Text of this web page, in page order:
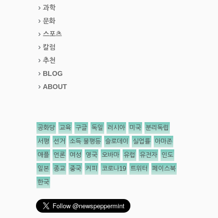
과학
문화
스포츠
칼럼
추천
BLOG
ABOUT
공화당 교육 구글 독일 러시아 미국 분리독립
서평 선거 소득 불평등 슬로데이 실업률 아마존
애플 언론 여성 영국 오바마 유럽 유전자 인도
일본 종교 중국 커피 코로나19 트위터 페이스북
한국